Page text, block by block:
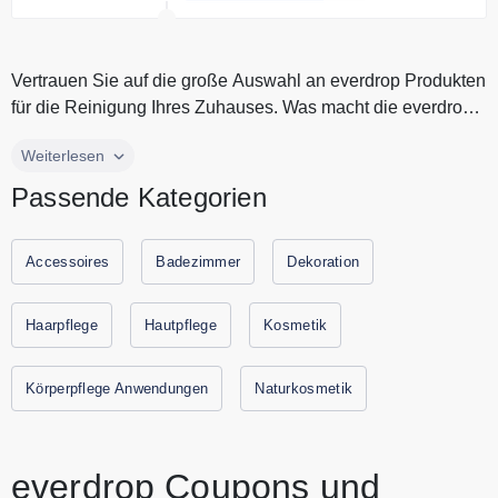
Vertrauen Sie auf die große Auswahl an everdrop Produkten
für die Reinigung Ihres Zuhauses. Was macht die everdrop
Vertrauen Sie auf die große Auswahl an everdrop Produkten
Produkte so besonders? everdrop spart an unnötigem
seiner Produkte. Entdecken Sie die innovativen und
nachhaltigen Haushaltsprodukte und Naturkosmetik von
everdrop. Alle aktuellen Gutscheine und Rabatte von
everdrop finden Sie immer hier auf Gutscheine.codes.
Weiterlesen
Passende Kategorien
Accessoires Badezimmer Dekoration
Haarpflege Hautpflege Kosmetik
Körperpflege Anwendungen Naturkosmetik
everdrop Coupons und